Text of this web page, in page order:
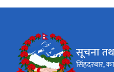
सूचना
सिंहदरबार,